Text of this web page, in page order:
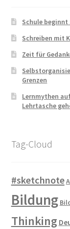
Schule beginnt
Schreiben mit
Zeit für
Grenzen
Lernmythen
Lehrtasche
Tag-Cloud
#sketchnote
Bildung
Thinking